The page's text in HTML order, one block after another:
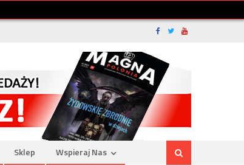
Sklep Wspieraj Nas